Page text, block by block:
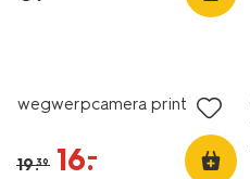
wegwerpcamera print
19.39 16.
–